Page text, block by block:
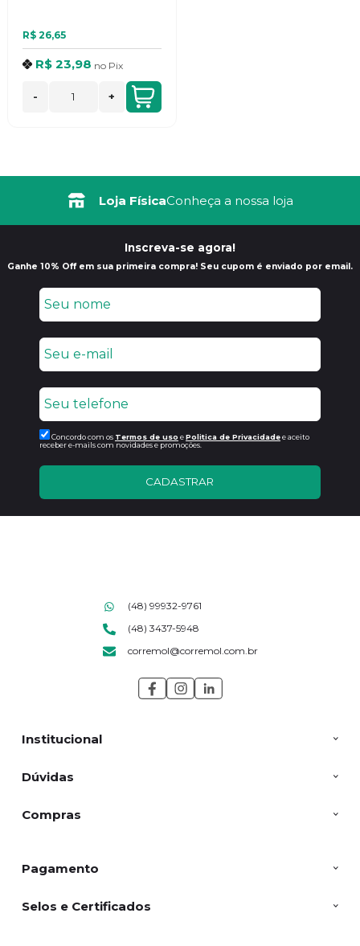
R$ 26,65
R$ 23,98 no Pix
- +
Loja FísicaConheça a nossa loja
Inscreva-se agora!
Ganhe 10% Off em sua primeira compra! Seu cupom é enviado por email.
Concordo com os Termos de uso ePolitica de Privacidadee aceito
receber e-mails com novidades e promoções.
CADASTRAR
Institucional
Dúvidas
Compras
(48) 99932-9761
(48) 3437-5948
corremol@corremol.com.br
Pagamento
Selos e Certificados